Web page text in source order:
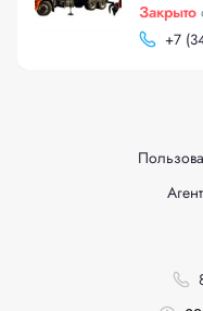
Закрыто
+7